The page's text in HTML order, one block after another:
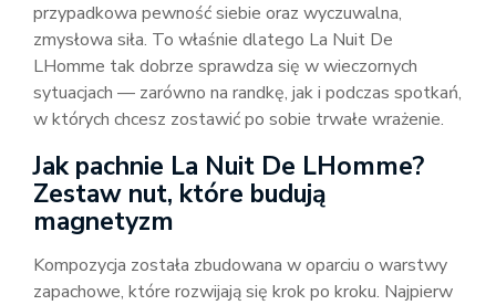
przypadkowa pewność siebie oraz wyczuwalna,
zmysłowa siła. To właśnie dlatego La Nuit De
LHomme tak dobrze sprawdza się w wieczornych
sytuacjach — zarówno na randkę, jak i podczas spotkań,
w których chcesz zostawić po sobie trwałe wrażenie.
Jak pachnie La Nuit De LHomme?
Zestaw nut, które budują
magnetyzm
Kompozycja została zbudowana w oparciu o warstwy
zapachowe, które rozwijają się krok po kroku. Najpierw